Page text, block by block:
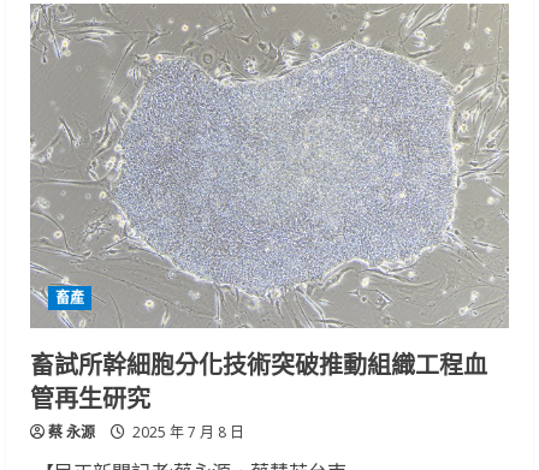
年
3
產
期
飼
養
管
理
技
術，
有
效
提
升
種
鵝
產
畜產
畜試所幹細胞分化技術突破推動組織工程血
管再生研究
蔡 永源 2025 年 7 月 8 日